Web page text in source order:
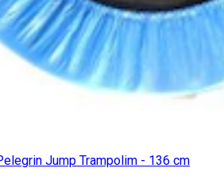
Jump Trampolim - 136 cm